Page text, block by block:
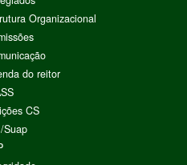
Organizacional
do reitor
CS
Suap